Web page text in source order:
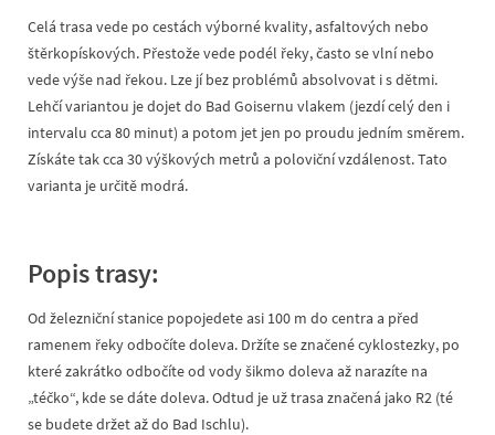
Celá trasa vede po cestách výborné kvality, asfaltových nebo
štěrkopískových. Přestože vede podél řeky, často se vlní nebo
vede výše nad řekou. Lze jí bez problémů absolvovat i s dětmi.
Lehčí variantou je dojet do Bad Goisernu vlakem (jezdí celý den i
intervalu cca 80 minut) a potom jet jen po proudu jedním směrem.
Získáte tak cca 30 výškových metrů a poloviční vzdálenost. Tato
varianta je určitě modrá.
Popis trasy:
Od železniční stanice popojedete asi 100 m do centra a před
ramenem řeky odbočíte doleva. Držíte se značené cyklostezky, po
které zakrátko odbočíte od vody šikmo doleva až narazíte na
„téčko“, kde se dáte doleva. Odtud je už trasa značená jako R2 (té
se budete držet až do Bad Ischlu).